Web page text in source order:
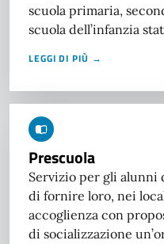
scuola primaria,
scuola dell’infanzia
LEGGI DI PIÙ →
Prescuola
Servizio per gli alunni
di fornire loro, nei
accoglienza con
di socializzazione